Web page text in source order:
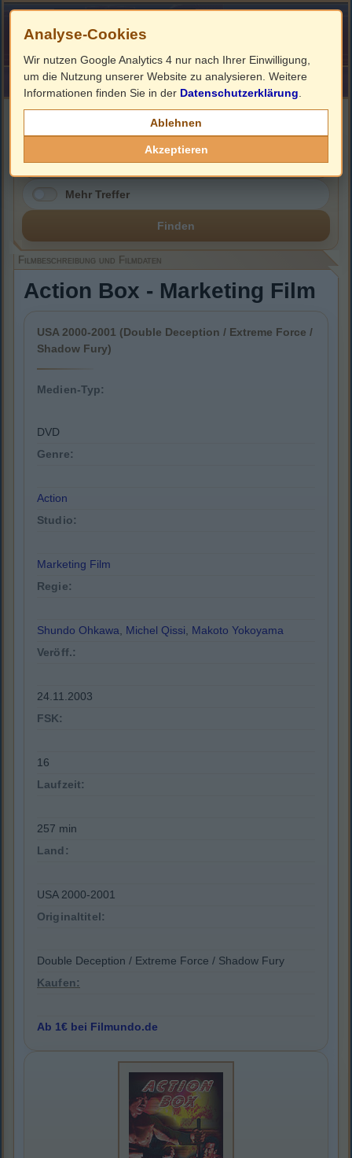
HOME ImpressumLinks
Filmbeschreibung, Cover & DVD Infos
Mehr Treffer
Finden
Filmbeschreibung und Filmdaten
Action Box - Marketing Film
USA 2000-2001 (Double Deception / Extreme Force /
Shadow Fury)
Medien-Typ:
DVD
Genre:
Action
Studio:
Marketing Film
Regie:
Shundo Ohkawa, Michel Qissi, Makoto Yokoyama
Veröff.:
24.11.2003
FSK:
16
Laufzeit:
257 min
Land:
USA 2000-2001
Originaltitel:
Double Deception / Extreme Force / Shadow Fury
Kaufen:
Ab 1€ bei Filmundo.de
Analyse-Cookies
Wir nutzen Google Analytics 4 nur nach Ihrer Einwilligung,
um die Nutzung unserer Website zu analysieren. Weitere
Informationen finden Sie in der Datenschutzerklärung
Ablehnen
Akzeptieren